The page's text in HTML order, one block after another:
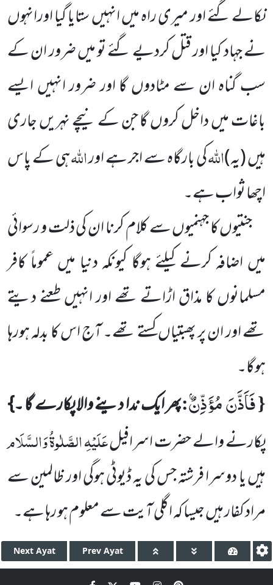
نکالے گئے اور میری راہ میں انہیں ستایا گیا اورانہوں
نے جہاد کیا اور قتل کردیے گئے تو میں ضرور ان کے
سب گناہ ان سے مٹادوں گا اور ضرور انہیں ایسے
باغات میں داخل کروں گا جن کے نیچے نہریں جاری
ہیں(یہ)اللہکی بارگاہ سے اجر ہے اوراللہہی کے پاس
اچھا ثواب ہے۔
جنتیوں کا جہنمیوں سے کلام کرنا ان کی ذلت و رسوائی
میں اضافہ کرنے کیلئے ہوگا کیونکہ دنیا میں عموماً کافر
مسلمانوںکا مذاق اڑاتے تھے اور انہیں طعنے دیتے
تھے اور ان پر پھبتیاں کستے تھے۔ آج اس کا بدلہ ہورہا
ہوگا۔
{فَاَذَّنَ مُؤَذِّنٌۢ:پھر ایک ندا دینے والا پکارے گا ۔}
پکارنے والے حضرت اسرافیلعَلَیْہِ الصَّلٰوۃُ وَالسَّلَام
ہیں یا دوسرا فرشتہجس کی یہ ڈیوٹی ہوگی اور ظالمین سے
مراد کفار ہیں جیسا کہ اگلی آیت سے معلوم ہو رہا ہے۔
Next Ayat Prev Ayat